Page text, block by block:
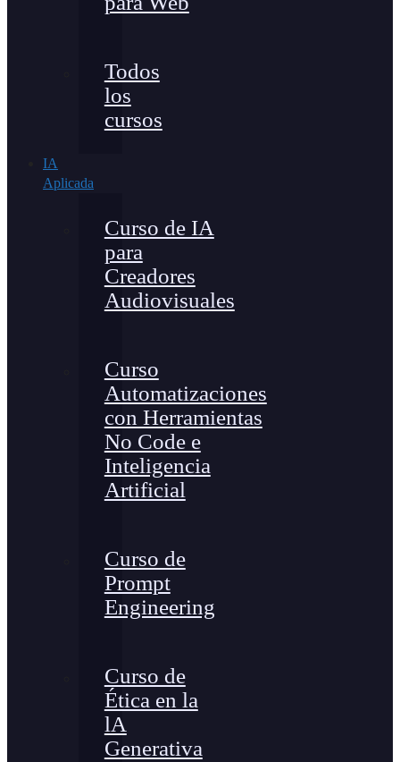
Todos
los
cursos
IA
Aplicada
Curso de IA
para
Creadores
Audiovisuales
Curso
Automatizaciones
con Herramientas
No Code e
Inteligencia
Artificial
Curso de
Prompt
Engineering
Curso de
Ética en la
lA
Generativa